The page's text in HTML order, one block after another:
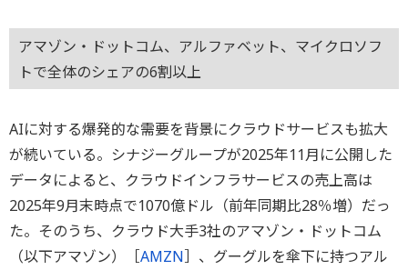
アマゾン・ドットコム、アルファベット、マイクロソフ
トで全体のシェアの6割以上
AIに対する爆発的な需要を背景にクラウドサービスも拡大
が続いている。シナジーグループが2025年11月に公開した
データによると、クラウドインフラサービスの売上高は
2025年9月末時点で1070億ドル（前年同期比28％増）だっ
た。そのうち、クラウド大手3社のアマゾン・ドットコム
（以下アマゾン）［AMZN］、グーグルを傘下に持つアル